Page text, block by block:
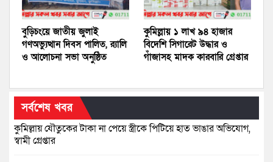
বুড়িচংয়ে জাতীয় জুলাই
গণঅভ্যুত্থান দিবস পালিত, র‍্যালি
ও আলোচনা সভা অনুষ্ঠিত
কুমিল্লায় ১ লাখ ৯৪ হাজার
বিদেশি সিগারেট উদ্ধার ও
গাঁজাসহ মাদক কারবারি গ্রেপ্তার
সর্বশেষ খবর
কুমিল্লায় যৌতুকের টাকা না পেয়ে স্ত্রীকে পিটিয়ে হাত ভাঙার অভিযোগ,
স্বামী গ্রেপ্তার